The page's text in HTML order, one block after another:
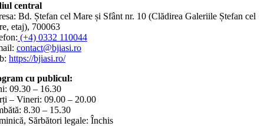
central
Bd. Ștefan cel Mare și Sfânt nr. 10 (Clădirea Galeriile Ștefan cel
etaj), 700063
(+4) 0332 110044
contact@bjiasi.ro
https://bjiasi.ro/
cu publicul:
09.30 – 16.30
– Vineri: 09.00 – 20.00
8.30 – 15.30
Sărbători legale: Închis